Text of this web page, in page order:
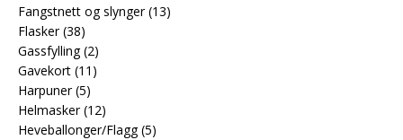
Fangstnett og slynger (13)
Flasker (38)
Gassfylling (2)
Gavekort (11)
Harpuner (5)
Helmasker (12)
Heveballonger/Flagg (5)